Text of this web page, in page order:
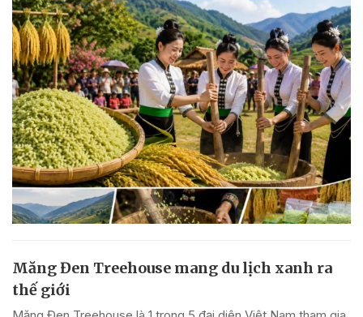
Măng Đen Treehouse mang du lịch xanh ra
thế giới